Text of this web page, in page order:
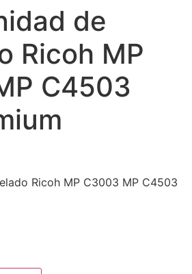
de
Ricoh MP
C4503
Ricoh MP C3003 MP C4503